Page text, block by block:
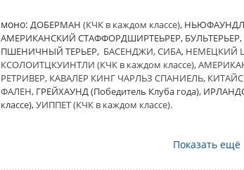
моно: ДОБЕРМАН (КЧК в каждом классе),
АМЕРИКАНСКИЙ СТАФФОРДШИРТЕЬРЕР, БУЛЬТЕРЬЕР
ПШЕНИЧНЫЙ ТЕРЬЕР, БАСЕНДЖИ,СИБА, НЕМЕЦКИЙ
КСОЛОИТЦКУИНТЛИ (КЧК в каждом классе),
РЕТРИВЕР, КАВАЛЕР КИНГ ЧАРЛЬЗ СПАНИЕЛЬ,
ФАЛЕН, ГРЕЙХАУНД (Победитель Клуба года),
классе),УИППЕТ (КЧК в каждом классе).
Бровкина Т.И., Городилов С.В.,
Показать ещё